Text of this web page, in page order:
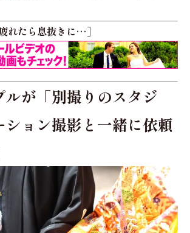
れたら息抜きに…］
ルが「別撮りのスタジ
ション撮影と一緒に依頼